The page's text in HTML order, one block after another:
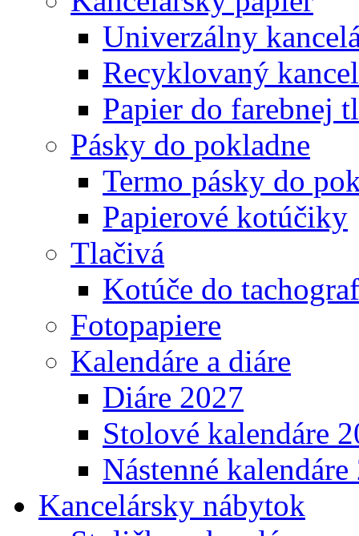
Univerzálny
Recyklovaný
Papier do farebnej
Pásky do pokladne
Termo pásky do
Papierové kotúčiky
Tlačivá
Kotúče do
Fotopapiere
Kalendáre a diáre
Diáre 2027
Stolové kalendáre
Nástenné
Kancelársky nábytok